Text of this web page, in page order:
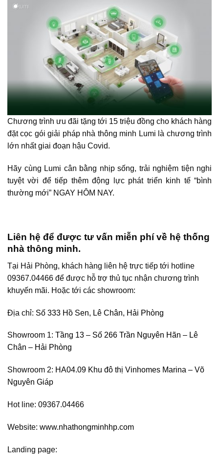
Chương trình ưu đãi tặng tới 15 triệu đồng cho khách hàng
đặt cọc gói giải pháp nhà thông minh Lumi là chương trình
lớn nhất giai đoạn hậu Covid.
Hãy cùng Lumi cân bằng nhịp sống, trải nghiệm tiện nghi
tuyệt vời để tiếp thêm động lực phát triển kinh tế “bình
thường mới” NGAY HÔM NAY.
Liên hệ để được tư vấn miễn phí về hệ thống
nhà thông minh.
Tại Hải Phòng, khách hàng liên hệ trực tiếp tới hotline
09367.04466 để được hỗ trợ thủ tục nhận chương trình
khuyến mãi. Hoặc tới các showroom:
Địa chỉ: Số 333 Hồ Sen, Lê Chân, Hải Phòng
Showroom 1: Tầng 13 – Số 266 Trần Nguyên Hãn – Lê
Chân – Hải Phòng
Showroom 2: HA04.09 Khu đô thị Vinhomes Marina – Võ
Nguyên Giáp
Hot line: 09367.04466
Website: www.nhathongminhhp.com
Landing page: